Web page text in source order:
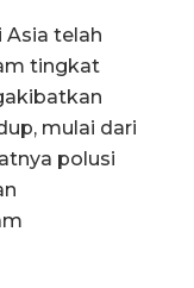
telah
tingkat
mulai dari
polusi